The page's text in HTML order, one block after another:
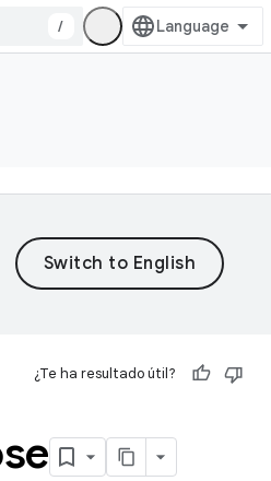
/
¿Te ha resultado útil?